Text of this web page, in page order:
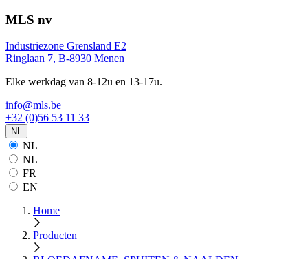
MLS nv
Industriezone Grensland E2
Ringlaan 7, B-8930 Menen
Elke werkdag van 8-12u en 13-17u.
info@mls.be
+32 (0)56 53 11 33
NL
NL
NL
FR
EN
Home
Producten